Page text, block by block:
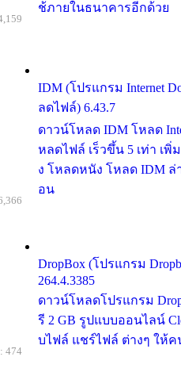
ช้ภายในธนาคารอีกด้วย
IDM (โปรแกรม Internet
ลดไฟล์) 6.43.7
ดาวน์โหลด IDM โหลด
หลดไฟล์ เร็วขึ้น 5 เท่า เพิ่
ง โหลดหนัง โหลด IDM ล่
อน
DropBox (โปรแกรม
264.4.3385
ดาวน์โหลดโปรแกรม
รี 2 GB รูปแบบออนไลน์
บไฟล์ แชร์ไฟล์ ต่างๆ ให้ค
474